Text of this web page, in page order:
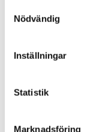
Nödvändig
Inställningar
Statistik
Marknadsföring
Omdömen